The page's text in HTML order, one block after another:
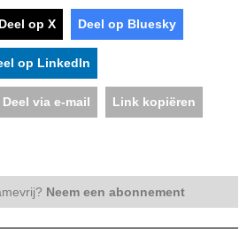
Deel op X Deel op Bluesky
op LinkedIn
Deel via e-mail Link kopiëren
Neem een abonnement